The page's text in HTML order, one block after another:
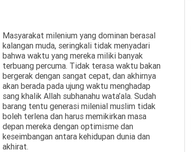
Masyarakat milenium yang dominan berasal
kalangan muda, seringkali tidak menyadari
bahwa waktu yang mereka miliki banyak
terbuang percuma. Tidak terasa waktu bakan
bergerak dengan sangat cepat, dan akhirnya
akan berada pada ujung waktu menghadap
sang khalik Allah subhanahu wata’ala. Sudah
barang tentu generasi milenial muslim tidak
boleh terlena dan harus memikirkan masa
depan mereka dengan optimisme dan
keseimbangan antara kehidupan dunia dan
akhirat.